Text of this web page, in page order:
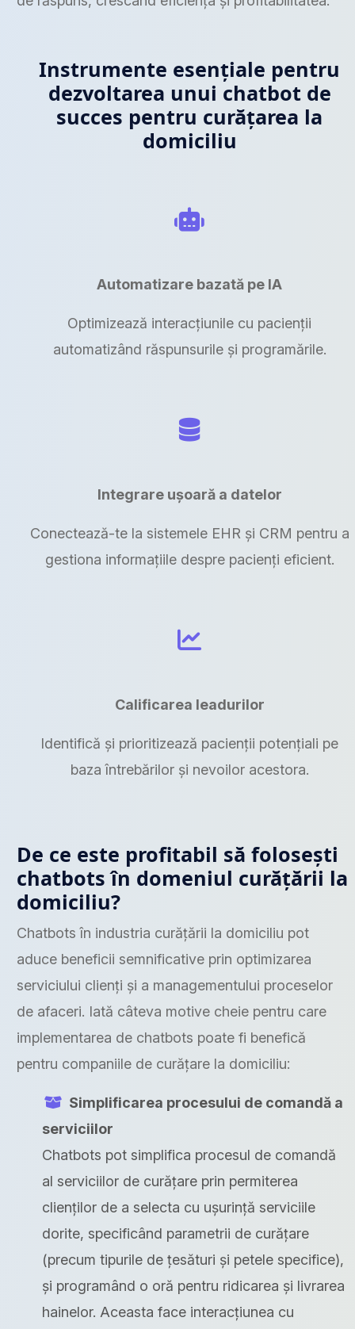
Instrumente esențiale pentru
dezvoltarea unui chatbot de
succes pentru curățarea la
domiciliu
Automatizare bazată pe IA
Optimizează interacțiunile cu pacienții
automatizând răspunsurile și programările.
Integrare ușoară a datelor
Conectează-te la sistemele EHR și CRM pentru a
gestiona informațiile despre pacienți eficient.
Calificarea leadurilor
Identifică și prioritizează pacienții potențiali pe
baza întrebărilor și nevoilor acestora.
De ce este profitabil să folosești
chatbots în domeniul curățării la
domiciliu?
Chatbots în industria curățării la domiciliu pot
aduce beneficii semnificative prin optimizarea
serviciului clienți și a managementului proceselor
de afaceri. Iată câteva motive cheie pentru care
implementarea de chatbots poate fi benefică
pentru companiile de curățare la domiciliu:
Simplificarea procesului de comandă a
serviciilor
Chatbots pot simplifica procesul de comandă
al serviciilor de curățare prin permiterea
clienților de a selecta cu ușurință serviciile
dorite, specificând parametrii de curățare
(precum tipurile de țesături și petele specifice),
și programând o oră pentru ridicarea și livrarea
hainelor. Aceasta face interacțiunea cu